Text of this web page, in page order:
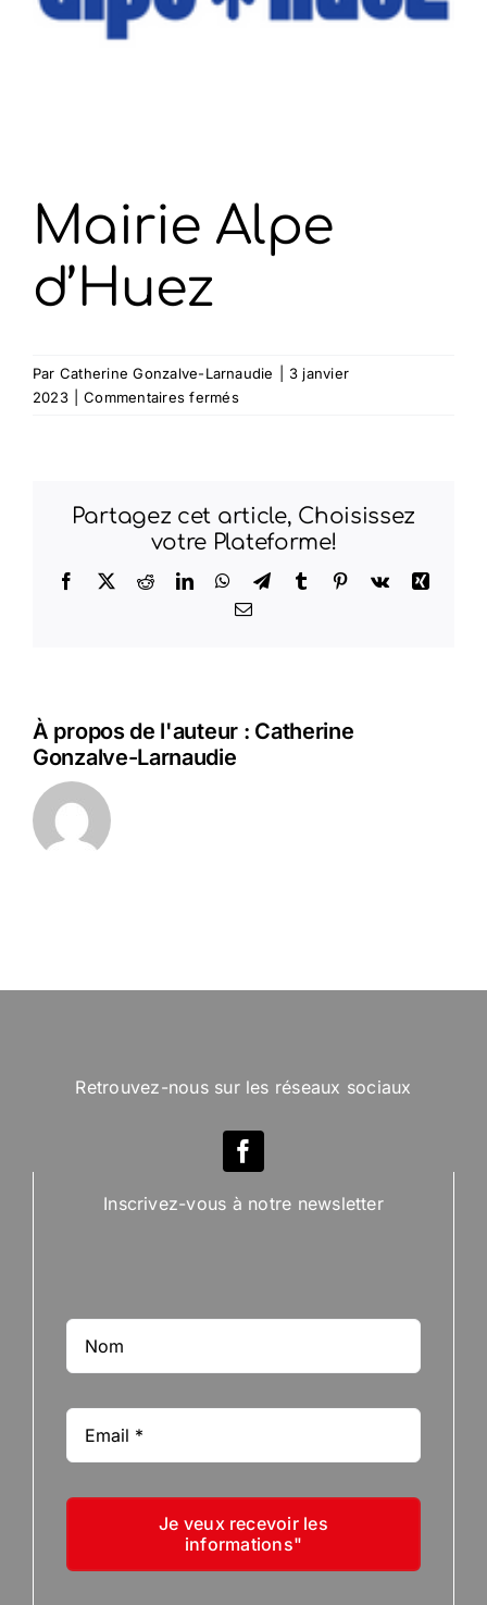
Mairie Alpe
d’Huez
Par Catherine Gonzalve-Larnaudie
3 janvier
2023
Commentaires ferméssur
Partagez cet article, Choisissez
votre Plateforme!
Facebook
X RedditLinkedInWhatsApp
TelegramTumblr Pinterest
Vk
Xing
Email
À propos de l'auteur : Catherine
Gonzalve-Larnaudie
Retrouvez-nous sur les réseaux sociaux
Inscrivez-vous à notre newsletter
Je veux recevoir les
informations"